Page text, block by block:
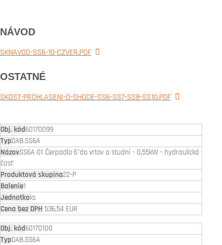
NÁVOD
SKNAVOD-SS6-10-CZVER.PDF
OSTATNÉ
SKOST-PROHLASENI-O-SHODE-SS6-SS7-SS8-SS10.PDF
60170099
DAB.SS6A
SS6A 01 Čerpadlo 6"do vrtov a studní - 0,55kW - hydraulická
časť
22-P
1
ks
536,54 EUR
60170100
DAB.SS6A